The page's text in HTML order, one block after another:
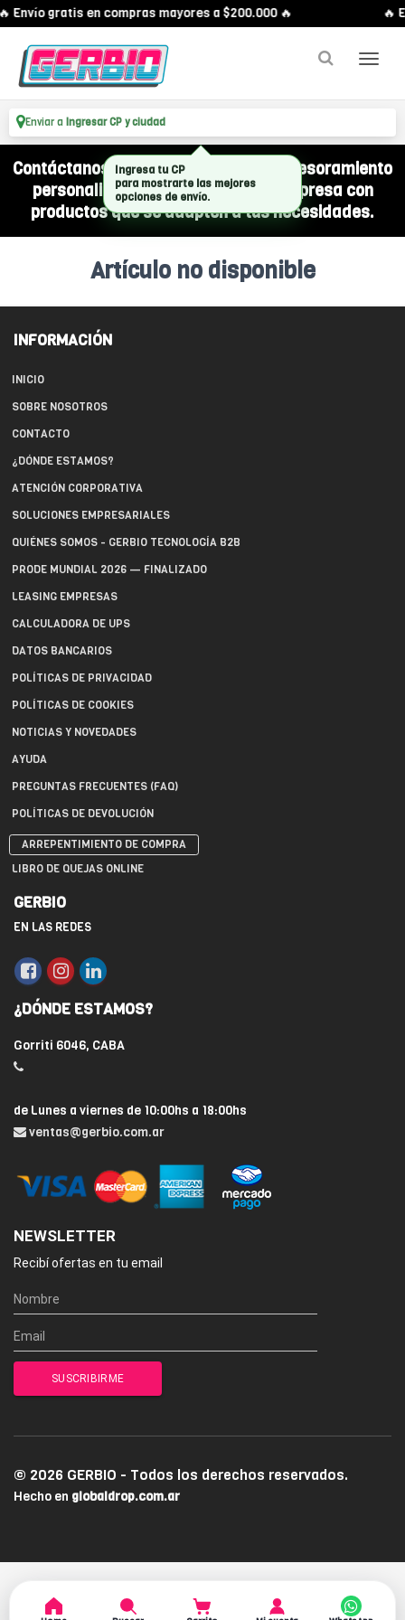
Envío gratis en compras mayores a $200.000 🔥 🔥
Enviar a Ingresar CP y ciudad
Contáctanos por WhatsApp y recibí asesoramiento
personalizado para equipar a tu empresa con
productos que se adapten a tus necesidades.
Artículo no disponible
INFORMACIÓN
INICIO
SOBRE NOSOTROS
CONTACTO
¿DÓNDE ESTAMOS?
ATENCIÓN CORPORATIVA
SOLUCIONES EMPRESARIALES
QUIÉNES SOMOS - GERBIO TECNOLOGÍA B2B
PRODE MUNDIAL 2026 — FINALIZADO
LEASING EMPRESAS
CALCULADORA DE UPS
DATOS BANCARIOS
POLÍTICAS DE PRIVACIDAD
POLÍTICAS DE COOKIES
NOTICIAS Y NOVEDADES
AYUDA
PREGUNTAS FRECUENTES (FAQ)
POLÍTICAS DE DEVOLUCIÓN
ARREPENTIMIENTO DE COMPRA
LIBRO DE QUEJAS ONLINE
GERBIO
EN LAS REDES
¿DÓNDE ESTAMOS?
Gorriti 6046, CABA
de Lunes a viernes de 10:00hs a 18:00hs
ventas@gerbio.com.ar
NEWSLETTER
Recibí ofertas en tu email
© 2026 GERBIO - Todos los derechos reservados.
Hecho en globaldrop.com.ar
Ingresa tu CP
para mostrarte las mejores
opciones de envío.